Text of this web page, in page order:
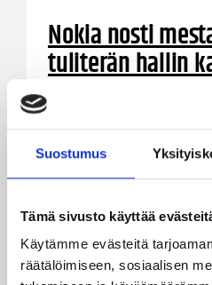
Suostumus
Tämä sivusto käyttää
Käytämme evästeitä
räätälöimiseen, sosiaalisen
Nokia nosti
tuliterän hallin
ennätysyleisön
Aalto avasi
rytinällä
kovia tilastoesityksiä niin
ammattilaisilta kuin